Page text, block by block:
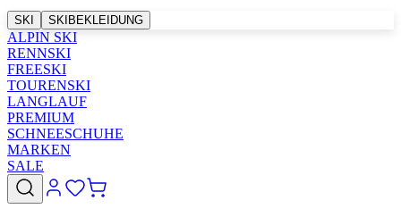
SKI SKIBEKLEIDUNG
ALPIN SKI
RENNSKI
FREESKI
TOURENSKI
LANGLAUF
PREMIUM
SCHNEESCHUHE
MARKEN
SALE